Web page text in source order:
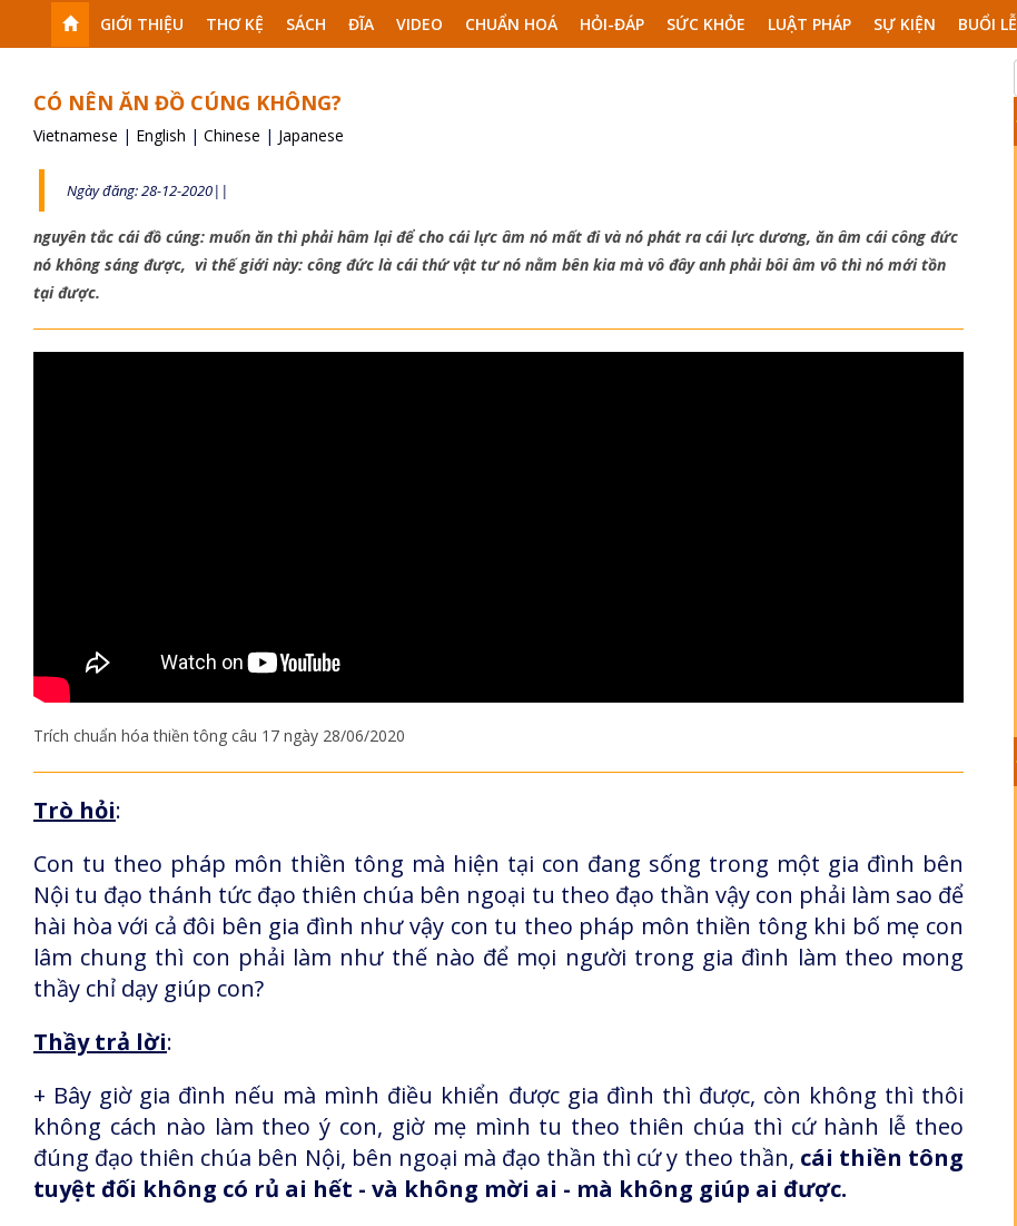
GIỚI THIỆU THƠ KỆ SÁCH ĐĨA VIDEO CHUẨN HOÁ HỎI-ĐÁP SỨC KHỎE LUẬT PHÁP SỰ KIỆN BUỔI LỄ
CÓ NÊN ĂN ĐỒ CÚNG KHÔNG?
Vietnamese | English | Chinese | Japanese
Ngày đăng: 28-12-2020||
nguyên tắc cái đồ cúng: muốn ăn thì phải hâm lại để cho cái lực âm nó mất đi và nó phát ra cái lực dương, ăn âm cái công đức
nó không sáng được, vì thế giới này: công đức là cái thứ vật tư nó nằm bên kia mà vô đây anh phải bôi âm vô thì nó mới tồn
tại được.
Trích chuẩn hóa thiền tông câu 17 ngày 28/06/2020
Trò hỏi:
Con tu theo pháp môn thiền tông mà hiện tại con đang sống trong một gia đình bên
Nội tu đạo thánh tức đạo thiên chúa bên ngoại tu theo đạo thần vậy con phải làm sao để
hài hòa với cả đôi bên gia đình như vậy con tu theo pháp môn thiền tông khi bố mẹ con
lâm chung thì con phải làm như thế nào để mọi người trong gia đình làm theo mong
thầy chỉ dạy giúp con?
Thầy trả lời:
+ Bây giờ gia đình nếu mà mình điều khiển được gia đình thì được, còn không thì thôi
không cách nào làm theo ý con, giờ mẹ mình tu theo thiên chúa thì cứ hành lễ theo
đúng đạo thiên chúa bên Nội, bên ngoại mà đạo thần thì cứ y theo thần, cái thiền tông
tuyệt đối không có rủ ai hết - và không mời ai - mà không giúp ai được.